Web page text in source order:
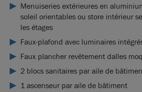
Menuiseries extérieures en
soleil orientables ou store intérieur
les étages
Faux-plafond avec luminaires
Faux plancher revêtement dalles
2 blocs sanitaires par aile de
1 ascenseur par aile de bâtiment